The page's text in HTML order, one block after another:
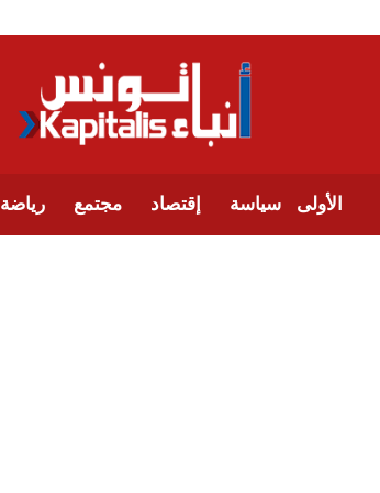
الأولى سياسة إقتصاد مجتمع رياضة